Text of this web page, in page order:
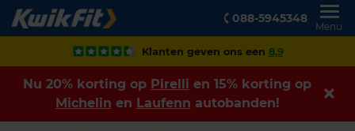
088-5945348
Menu
Klanten geven ons een 8,9
Nu 20% korting op Pirelli en 15% korting op
Michelin en Laufenn autobanden!